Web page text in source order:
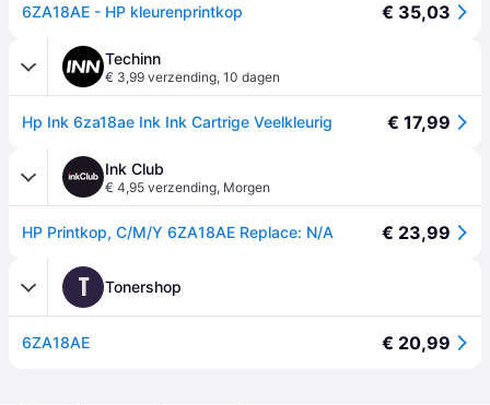
6ZA18AE - HP kleurenprintkop € 35,03
Techinn
€ 3,99 verzending, 10 dagen
Hp Ink 6za18ae Ink Ink Cartrige Veelkleurig € 17,99
Ink Club
€ 4,95 verzending, Morgen
HP Printkop, C/M/Y 6ZA18AE Replace: N/A € 23,99
T Tonershop
6ZA18AE € 20,99